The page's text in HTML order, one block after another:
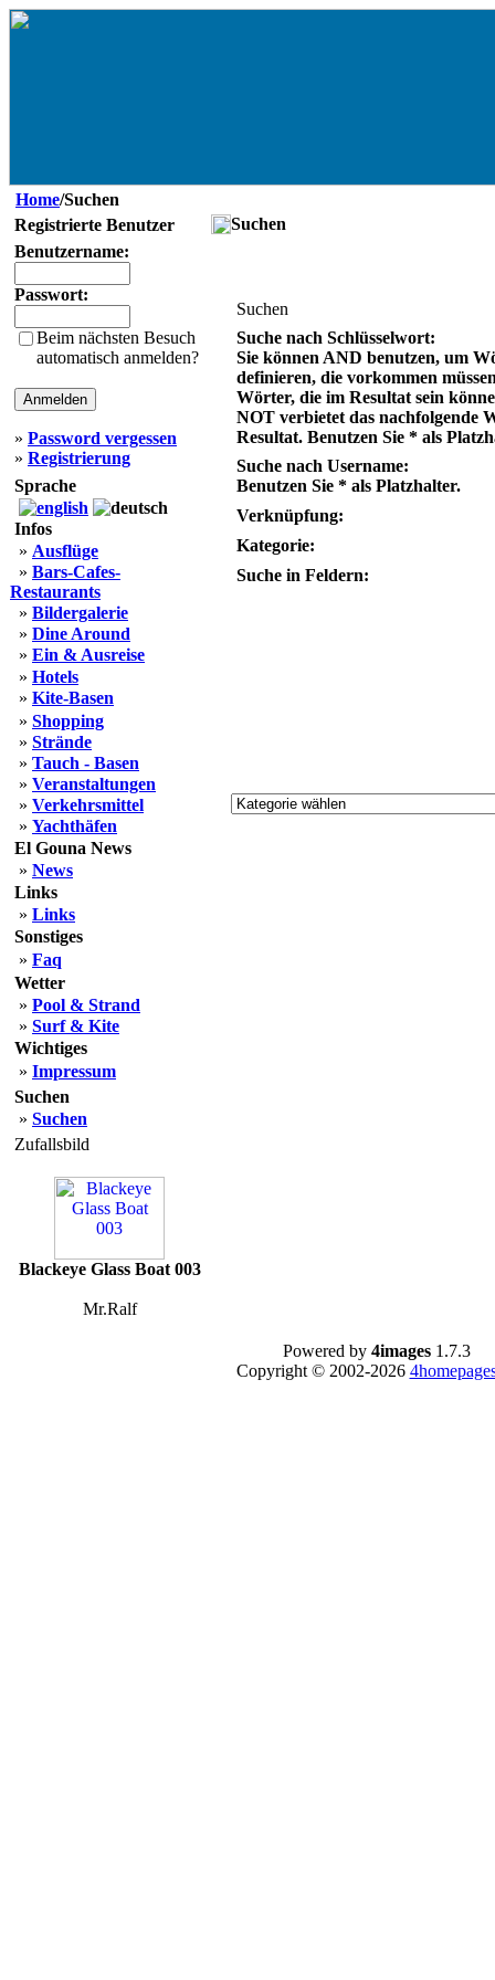
Home/Suchen
Registrierte Benutzer
Benutzername:
Passwort:
Beim nächsten Besuch
automatisch anmelden?
» Password vergessen
» Registrierung
Sprache
Infos
» Ausflüge
» Bars-Cafes-
Restaurants
» Bildergalerie
» Dine Around
» Ein & Ausreise
» Hotels
» Kite-Basen
» Shopping
» Strände
» Tauch - Basen
» Veranstaltungen
» Verkehrsmittel
» Yachthäfen
El Gouna News
» News
Links
» Links
Sonstiges
» Faq
Wetter
» Pool & Strand
» Surf & Kite
Wichtiges
» Impressum
Suchen
» Suchen
Zufallsbild
Blackeye Glass Boat 003
Mr.Ralf
Suchen
Suchen
Suche nach Schlüsselwort:
Sie können AND benutzen, um
definieren, die vorkommen
Wörter, die im Resultat sein
NOT verbietet das nachfolgende
Resultat. Benutzen Sie * als
Suche nach Username:
Benutzen Sie * als Platzhalter.
Verknüpfung:
Kategorie:
Suche in Feldern:
Powered by 4images 1.7.3
Copyright © 2002-2026